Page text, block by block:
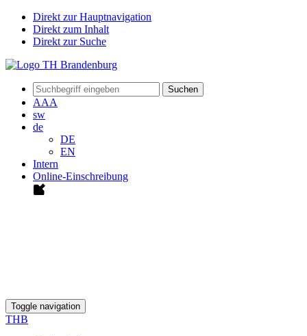
Direkt zur Hauptnavigation
Direkt zum Inhalt
Direkt zur Suche
Suchen
AAA
sw
de
DE
EN
Intern
Online-Einschreibung
Toggle navigation
THB